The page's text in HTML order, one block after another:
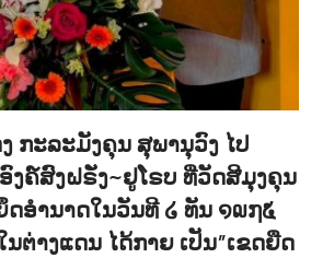
ກະລະມັງຄຸນ ສຸພານຸວົງ ໄປ
ງຄ໌ສົງຝຣັ່ງ~ຢູໂຣບ ທີ່ວັດສີມຸງຄຸນ
ດອຳນາດໃນວັນທີ ໒ ທັນ ໑໙໗໕
ຕ່າງແດນ ໄດ້ກາຍ ເປັນ”ເຂດຍືດ